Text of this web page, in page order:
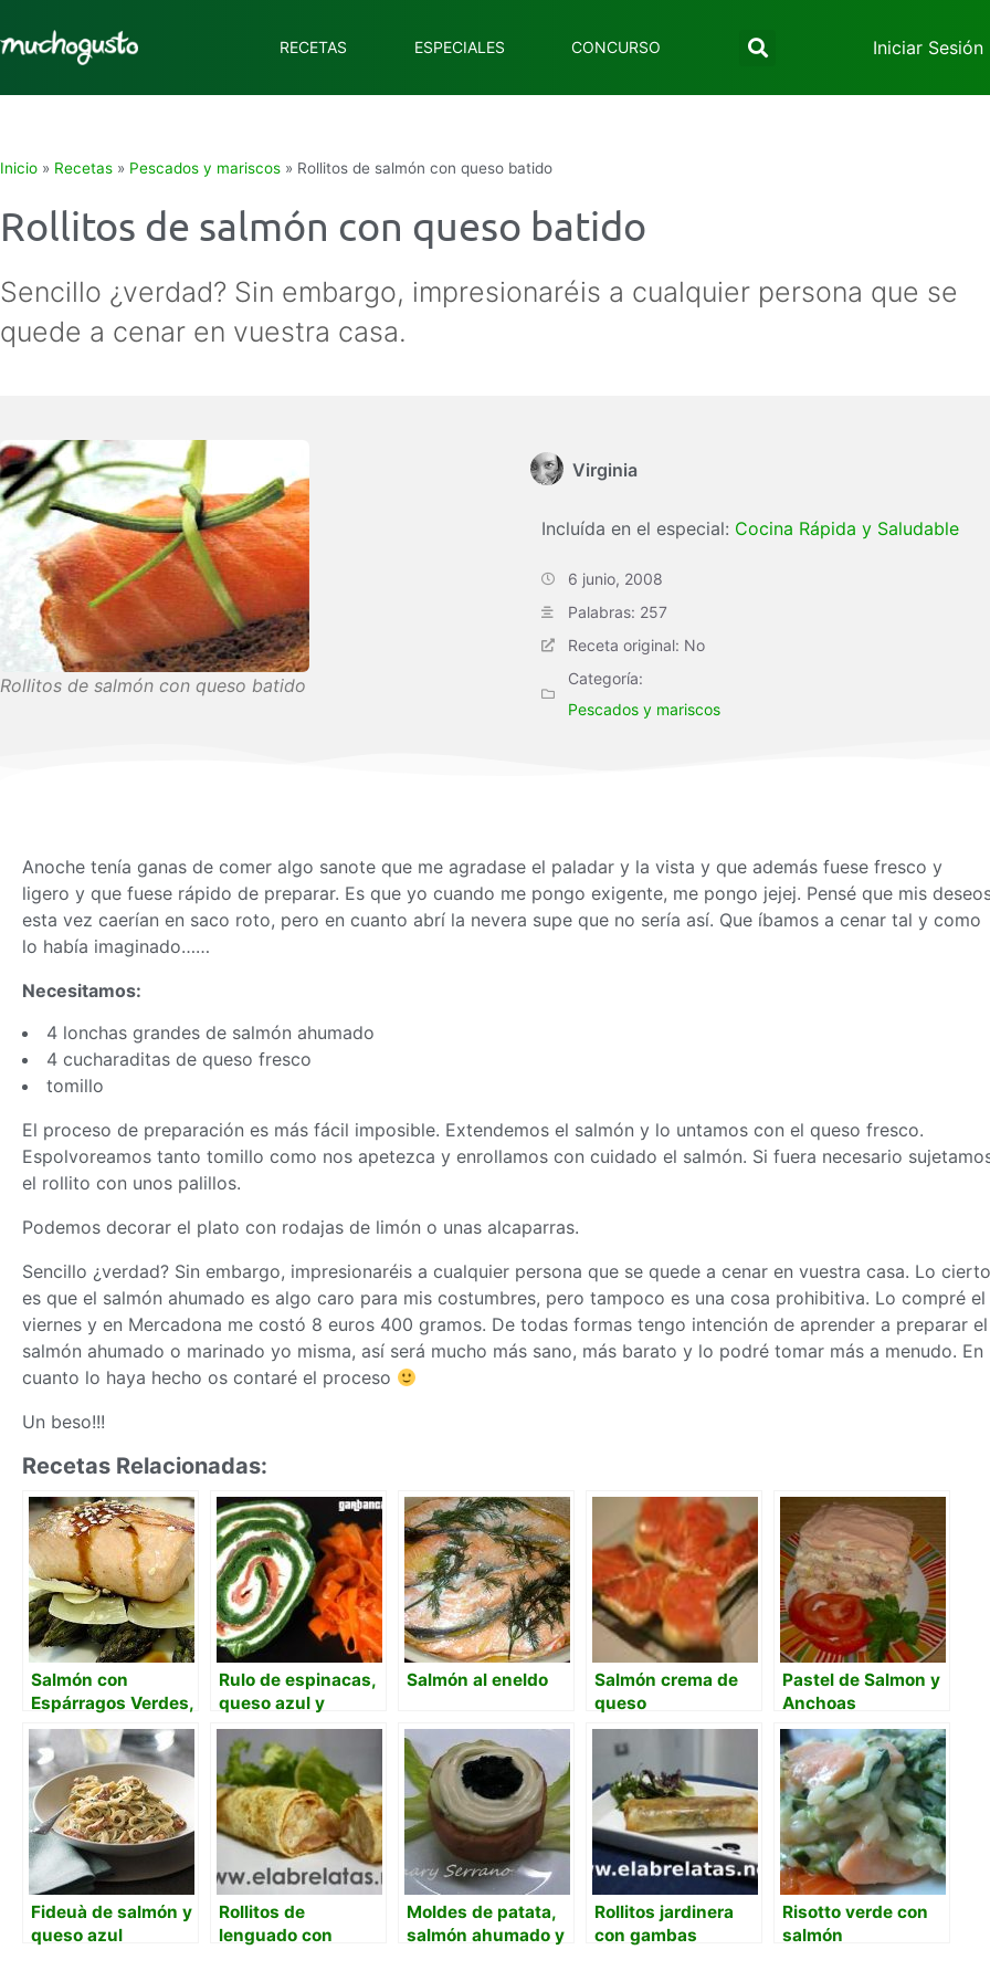
RECETAS ESPECIALES CONCURSO Iniciar Sesión
Inicio » Recetas » Pescados y mariscos » Rollitos de salmón con queso batido
Rollitos de salmón con queso batido
Sencillo ¿verdad? Sin embargo, impresionaréis a cualquier persona que se
quede a cenar en vuestra casa.
Rollitos de salmón con queso batido
Virginia
Incluída en el especial: Cocina Rápida y Saludable
6 junio, 2008
Palabras: 257
Receta original: No
Categoría:
Pescados y mariscos
Anoche tenía ganas de comer algo sanote que me agradase el paladar y la vista y que además fuese fresco y
ligero y que fuese rápido de preparar. Es que yo cuando me pongo exigente, me pongo jejej. Pensé que mis
esta vez caerían en saco roto, pero en cuanto abrí la nevera supe que no sería así. Que íbamos a cenar tal y como
lo había imaginado……
Necesitamos:
4 lonchas grandes de salmón ahumado
4 cucharaditas de queso fresco
tomillo
El proceso de preparación es más fácil imposible. Extendemos el salmón y lo untamos con el queso fresco.
Espolvoreamos tanto tomillo como nos apetezca y enrollamos con cuidado el salmón. Si fuera necesario
el rollito con unos palillos.
Podemos decorar el plato con rodajas de limón o unas alcaparras.
Sencillo ¿verdad? Sin embargo, impresionaréis a cualquier persona que se quede a cenar en vuestra casa. Lo cierto
es que el salmón ahumado es algo caro para mis costumbres, pero tampoco es una cosa prohibitiva. Lo compré el
viernes y en Mercadona me costó 8 euros 400 gramos. De todas formas tengo intención de aprender a preparar el
salmón ahumado o marinado yo misma, así será mucho más sano, más barato y lo podré tomar más a menudo. En
cuanto lo haya hecho os contaré el proceso
Un beso!!!
Recetas Relacionadas:
Salmón con
Espárragos Verdes,
parmesano y salsa
Unagi
Rulo de espinacas,
queso azul y
salmón
Salmón al eneldo
Salmón crema de
queso
Pastel de Salmon y
Anchoas
Fideuà de salmón y
queso azul
Rollitos de
lenguado con
Moldes de patata,
salmón ahumado y
Rollitos jardinera
con gambas
Risotto verde con
salmón